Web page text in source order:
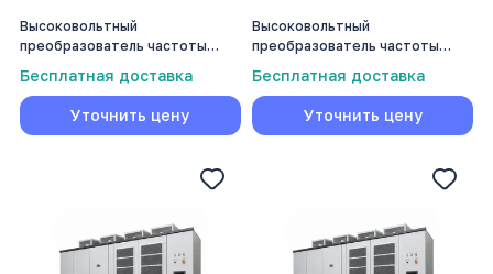
Высоковольтный
преобразователь частоты
Бесплатная доставка
Уточнить цену
Высоковольтный
преобразователь частоты
Бесплатная доставка
Уточнить цену